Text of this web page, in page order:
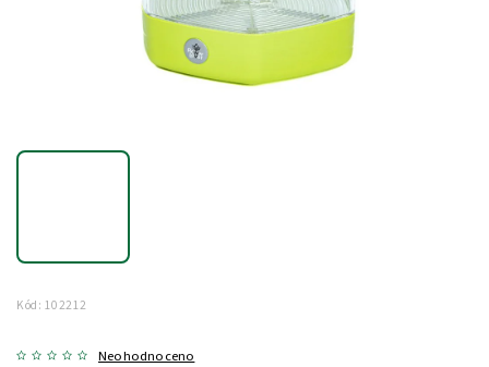
Kód: 102212
Neohodnoceno